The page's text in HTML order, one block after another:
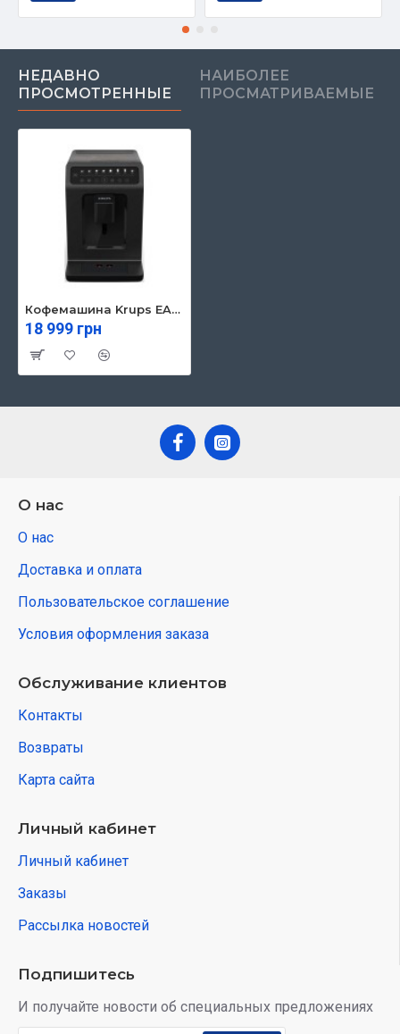
НЕДАВНО
ПРОСМОТРЕННЫЕ
НАИБОЛЕЕ
ПРОСМАТРИВАЕМЫЕ
Кофемашина Krups EA897B10
18 999 грн
О нас
О нас
Доставка и оплата
Пользовательское соглашение
Условия оформления заказа
Обслуживание клиентов
Контакты
Возвраты
Карта сайта
Личный кабинет
Личный кабинет
Заказы
Рассылка новостей
Подпишитесь
И получайте новости об специальных предложениях